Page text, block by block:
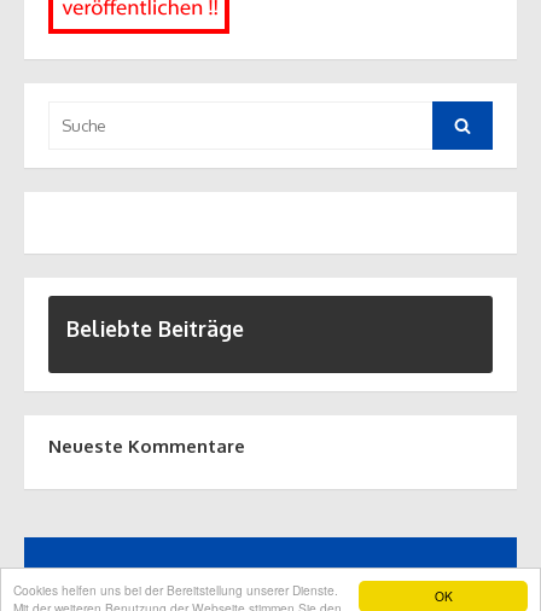
OK
Cookies helfen uns bei der Bereitstellung unserer Dienste.
nach:
Suche
Beliebte Beiträge
Neueste Kommentare
© 2017 Pfuschprofis - Baupfuschauf höchstem Niveau